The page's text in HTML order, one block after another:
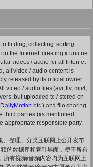
finding, collecting, sorting,
the Internet, creating a unique
videos / audio for all Internet
all video / audio content is
released by its official owner
video / audio files (avi, flv, mp4,
but uploaded to / stored on
DailyMotion etc.) and file sharing
third parties (as mentioned
appropriate responsible party.
、整理、分类互联网上公开发布
的数据库和索引界面，便于所有
所有视频/音频内容均为互联网上